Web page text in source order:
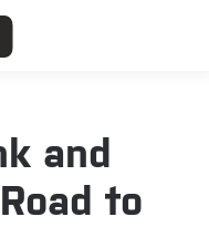
and
to